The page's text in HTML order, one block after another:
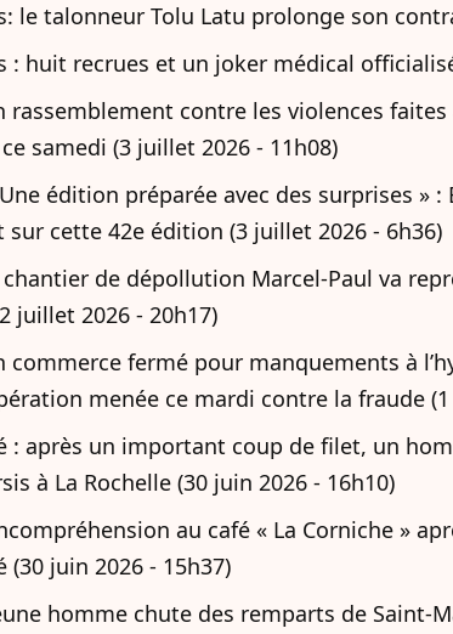
le talonneur Tolu Latu prolonge son
: huit recrues et un joker médical
rassemblement contre les violences
samedi (3 juillet 2026 - 11h08)
édition préparée avec des surprises »
cette 42e édition (3 juillet 2026 - 6h36)
chantier de dépollution Marcel-Paul va
juillet 2026 - 20h17)
commerce fermé pour manquements à
menée ce mardi contre la fraude
: après un important coup de filet, un
à La Rochelle (30 juin 2026 - 16h10)
au café « La Corniche »
juin 2026 - 15h37)
homme chute des remparts de Saint-